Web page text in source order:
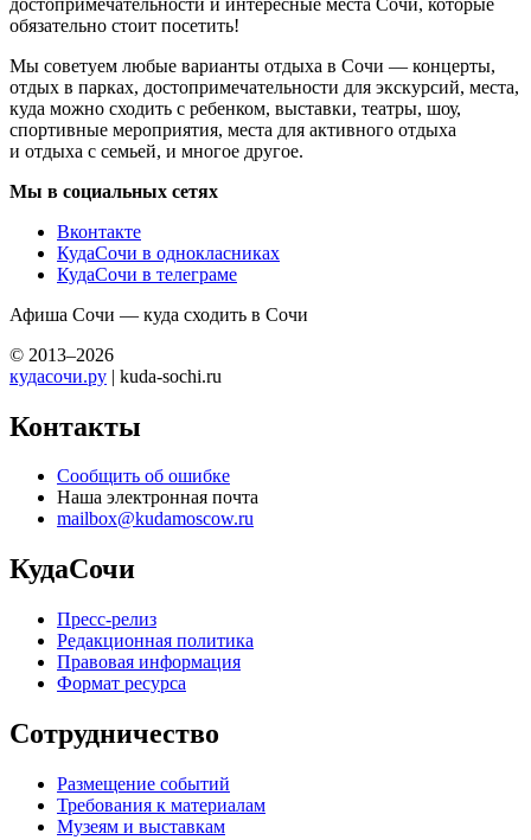
обязательно стоит посетить!
Мы советуем любые варианты отдыха в Сочи — концерты,
отдых в парках, достопримечательности для экскурсий, места,
куда можно сходить с ребенком, выставки, театры, шоу,
спортивные мероприятия, места для активного отдыха
и отдыха с семьей, и многое другое.
Мы в социальных сетях
Вконтакте
КудаСочи в однокласниках
КудаСочи в телеграме
Афиша Сочи — куда сходить в Сочи
© 2013–2026
кудасочи.ру | kuda-sochi.ru
Контакты
Сообщить об ошибке
Наша электронная почта
mailbox@kudamoscow.ru
КудаСочи
Пресс-релиз
Редакционная политика
Правовая информация
Формат ресурса
Сотрудничество
Размещение событий
Требования к материалам
Музеям и выставкам